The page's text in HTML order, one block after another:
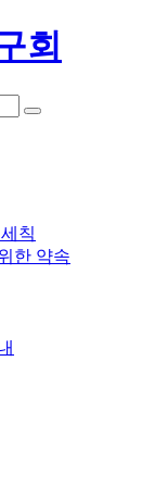
회
칙
한 약속